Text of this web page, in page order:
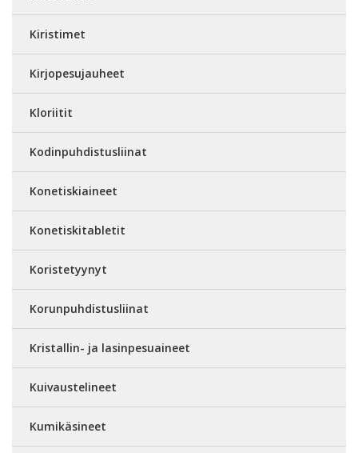
Kiristimet
Kirjopesujauheet
Kloriitit
Kodinpuhdistusliinat
Konetiskiaineet
Konetiskitabletit
Koristetyynyt
Korunpuhdistusliinat
Kristallin- ja lasinpesuaineet
Kuivaustelineet
Kumikäsineet